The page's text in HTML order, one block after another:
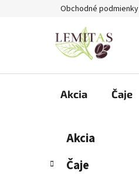
Obchodné podmienky
Akcia Čaje
č
Preskočiť
kategórie
e
Akcia
Čaje